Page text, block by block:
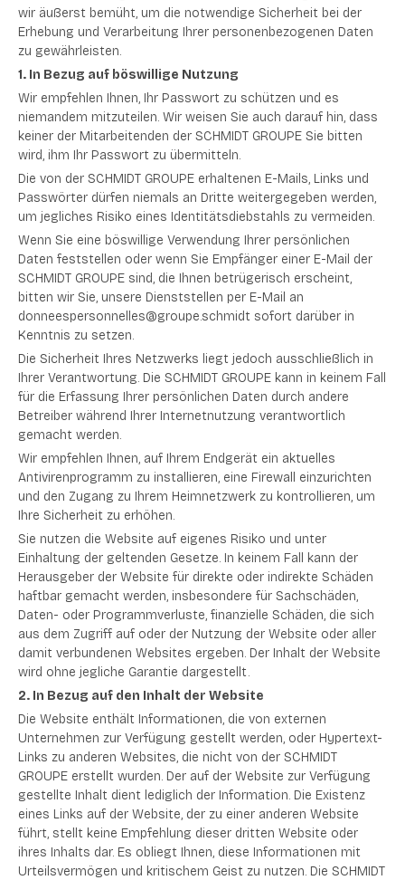
wir äußerst bemüht, um die notwendige Sicherheit bei der
Erhebung und Verarbeitung Ihrer personenbezogenen Daten
zu gewährleisten.
1. In Bezug auf böswillige Nutzung
Wir empfehlen Ihnen, Ihr Passwort zu schützen und es
niemandem mitzuteilen. Wir weisen Sie auch darauf hin, dass
keiner der Mitarbeitenden der SCHMIDT GROUPE Sie bitten
wird, ihm Ihr Passwort zu übermitteln.
Die von der SCHMIDT GROUPE erhaltenen E-Mails, Links und
Passwörter dürfen niemals an Dritte weitergegeben werden,
um jegliches Risiko eines Identitätsdiebstahls zu vermeiden.
Wenn Sie eine böswillige Verwendung Ihrer persönlichen
Daten feststellen oder wenn Sie Empfänger einer E-Mail der
SCHMIDT GROUPE sind, die Ihnen betrügerisch erscheint,
bitten wir Sie, unsere Dienststellen per E-Mail an
donneespersonnelles@groupe.schmidt sofort darüber in
Kenntnis zu setzen.
Die Sicherheit Ihres Netzwerks liegt jedoch ausschließlich in
Ihrer Verantwortung. Die SCHMIDT GROUPE kann in keinem Fall
für die Erfassung Ihrer persönlichen Daten durch andere
Betreiber während Ihrer Internetnutzung verantwortlich
gemacht werden.
Wir empfehlen Ihnen, auf Ihrem Endgerät ein aktuelles
Antivirenprogramm zu installieren, eine Firewall einzurichten
und den Zugang zu Ihrem Heimnetzwerk zu kontrollieren, um
Ihre Sicherheit zu erhöhen.
Sie nutzen die Website auf eigenes Risiko und unter
Einhaltung der geltenden Gesetze. In keinem Fall kann der
Herausgeber der Website für direkte oder indirekte Schäden
haftbar gemacht werden, insbesondere für Sachschäden,
Daten- oder Programmverluste, finanzielle Schäden, die sich
aus dem Zugriff auf oder der Nutzung der Website oder aller
damit verbundenen Websites ergeben. Der Inhalt der Website
wird ohne jegliche Garantie dargestellt.
2. In Bezug auf den Inhalt der Website
Die Website enthält Informationen, die von externen
Unternehmen zur Verfügung gestellt werden, oder Hypertext-
Links zu anderen Websites, die nicht von der SCHMIDT
GROUPE erstellt wurden. Der auf der Website zur Verfügung
gestellte Inhalt dient lediglich der Information. Die Existenz
eines Links auf der Website, der zu einer anderen Website
führt, stellt keine Empfehlung dieser dritten Website oder
ihres Inhalts dar. Es obliegt Ihnen, diese Informationen mit
Urteilsvermögen und kritischem Geist zu nutzen. Die SCHMIDT